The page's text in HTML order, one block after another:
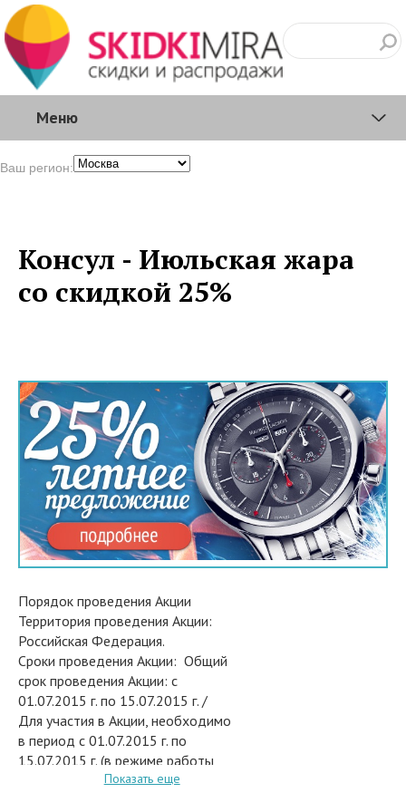
Меню
Ваш регион:
Консул - Июльская жара
со скидкой 25%
Порядок проведения Акции
Территория проведения Акции:
Российская Федерация.
Сроки проведения Акции: Общий
срок проведения Акции: с
01.07.2015 г. по 15.07.2015 г. /
Для участия в Акции, необходимо
в период с 01.07.2015 г. по
15.07.2015 г. (в режиме работы
магазинов сети КОНСУЛ и
Показать еще